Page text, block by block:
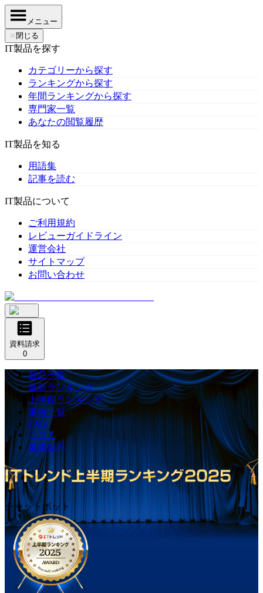
メニュー
✕ 閉じる
IT製品を探す
カテゴリーから探す
ランキングから探す
年間ランキングから探す
専門家一覧
あなたの閲覧履歴
IT製品を知る
用語集
記事を読む
IT製品について
ご利用規約
レビューガイドライン
運営会社
サイトマップ
お問い合わせ
資料請求
0
製品一覧
最新ランキング
上半期ランキング
事例一覧
FAQ
口コミ
業界動向
チャットボット